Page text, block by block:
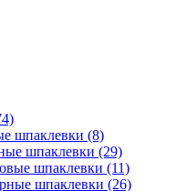
шпаклевки (8)
шпаклевки (29)
шпаклевки (11)
шпаклевки (26)